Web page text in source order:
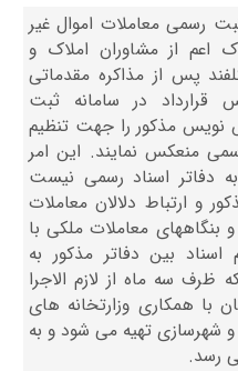
به ثبت رسمی معاملات اموال غیر
اعم از مشاوران املاک و
پس از مذاکره مقدماتی
در سامانه ثبت
نویس مذکور را جهت تنظیم
منعکس نمایند. این امر
دفاتر اسناد رسمی نیست
و ارتباط دلالان معاملات
بنگاههای معاملات ملکی با
بین دفاتر مذکور به
سه ماه از لازم الاجرا
با همکاری وزارتخانه های
شهرسازی تهیه می شود و به
رسد.